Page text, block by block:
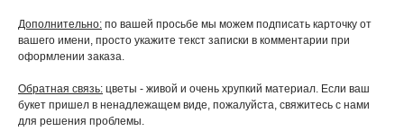
Дополнительно: по вашей просьбе мы можем подписать карточку от
вашего имени, просто укажите текст записки в комментарии при
оформлении заказа.
Обратная связь: цветы - живой и очень хрупкий материал. Если ваш
букет пришел в ненадлежащем виде, пожалуйста, свяжитесь с нами
для решения проблемы.